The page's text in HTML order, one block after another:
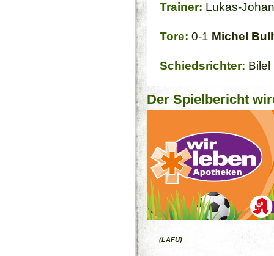
Trainer: Lukas-
Tore: 0-1 Michel
Schiedsrichter: Bilel
Der Spielbericht
(LAFU)